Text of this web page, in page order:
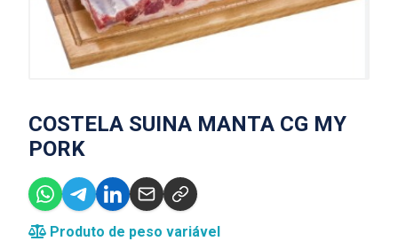
COSTELA SUINA MANTA CG MY
PORK
Produto de peso variável